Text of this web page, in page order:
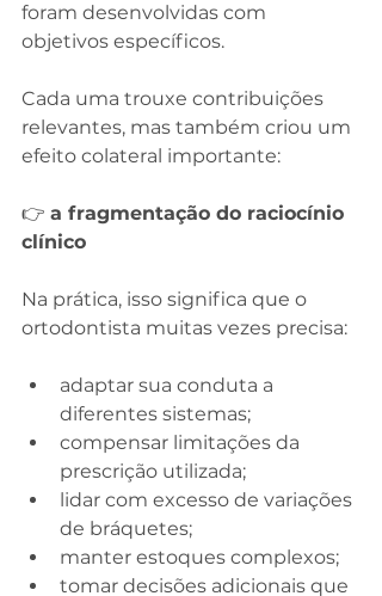
foram desenvolvidas com
objetivos específicos.
Cada uma trouxe contribuições
relevantes, mas também criou um
efeito colateral importante:
👉 a fragmentação do raciocínio
clínico
Na prática, isso significa que o
ortodontista muitas vezes precisa:
adaptar sua conduta a
diferentes sistemas;
compensar limitações da
prescrição utilizada;
lidar com excesso de variações
de bráquetes;
manter estoques complexos;
tomar decisões adicionais que